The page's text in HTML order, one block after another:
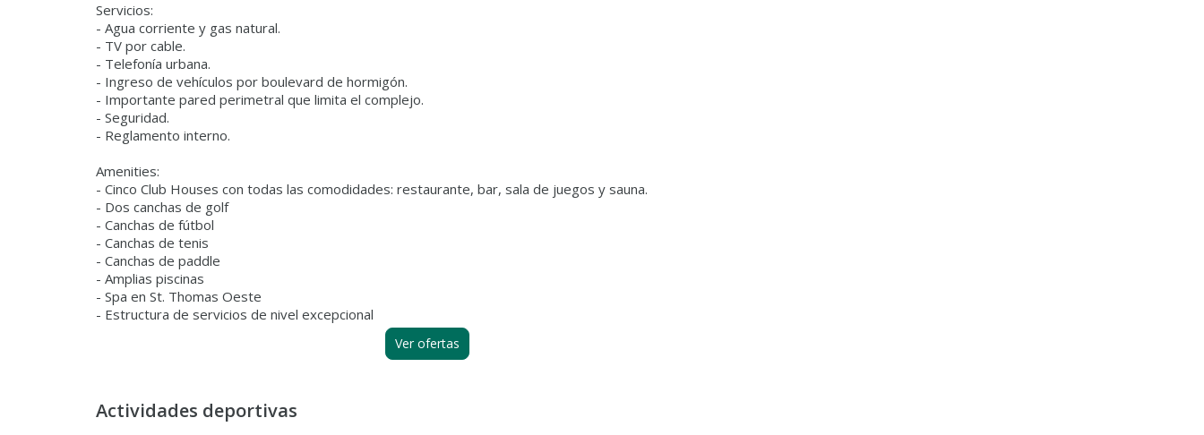
Servicios:
- Agua corriente y gas natural.
- TV por cable.
- Telefonía urbana.
- Ingreso de vehículos por boulevard de hormigón.
- Importante pared perimetral que limita el complejo.
- Seguridad.
- Reglamento interno.
Amenities:
- Cinco Club Houses con todas las comodidades: restaurante, bar, sala de juegos y sauna.
- Dos canchas de golf
- Canchas de fútbol
- Canchas de tenis
- Canchas de paddle
- Amplias piscinas
- Spa en St. Thomas Oeste
- Estructura de servicios de nivel excepcional
Ver ofertas
Actividades deportivas